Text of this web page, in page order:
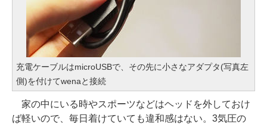
充電ケーブルはmicroUSBで、その先に小さなアダプタ(写真左
側)を付けてwenaと接続
家の中にいる時やスポーツなどはヘッドを外しておけ
ば軽いので、毎日着けていても違和感はない。3気圧の